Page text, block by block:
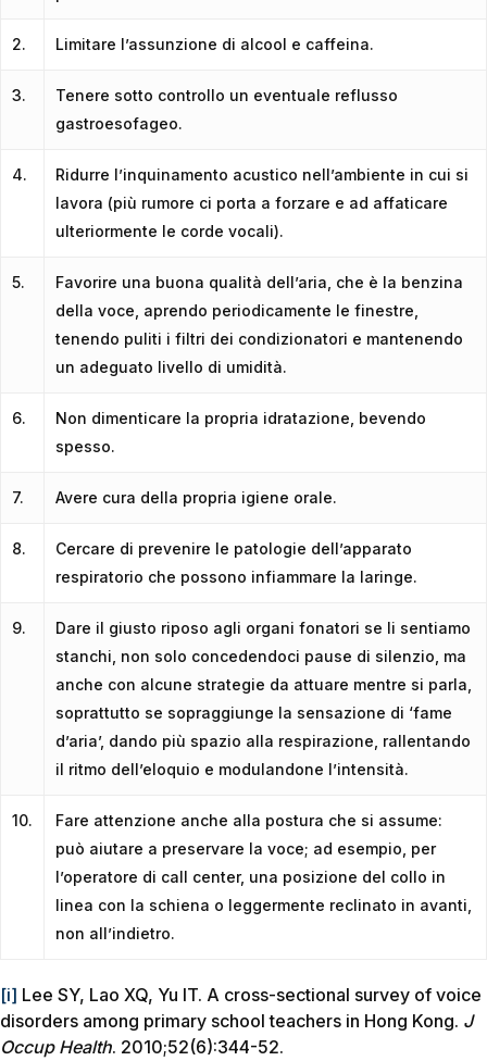
2. Limitare l’assunzione di alcool e caffeina.
3.
Tenere sotto controllo un eventuale reflusso
gastroesofageo.
4.
Ridurre l’inquinamento acustico nell’ambiente in cui si
lavora (più rumore ci porta a forzare e ad affaticare
ulteriormente le corde vocali).
5.
Favorire una buona qualità dell’aria, che è la benzina
della voce, aprendo periodicamente le finestre,
tenendo puliti i filtri dei condizionatori e mantenendo
un adeguato livello di umidità.
6.
Non dimenticare la propria idratazione, bevendo
spesso.
7. Avere cura della propria igiene orale.
8.
Cercare di prevenire le patologie dell’apparato
respiratorio che possono infiammare la laringe.
9.
Dare il giusto riposo agli organi fonatori se li sentiamo
stanchi, non solo concedendoci pause di silenzio, ma
anche con alcune strategie da attuare mentre si parla,
soprattutto se sopraggiunge la sensazione di ‘fame
d’aria’, dando più spazio alla respirazione, rallentando
il ritmo dell’eloquio e modulandone l’intensità.
10.
Fare attenzione anche alla postura che si assume:
può aiutare a preservare la voce; ad esempio, per
l’operatore di call center, una posizione del collo in
linea con la schiena o leggermente reclinato in avanti,
non all’indietro.
[i] Lee SY, Lao XQ, Yu IT. A cross-sectional survey of voice
disorders among primary school teachers in Hong Kong. J
Occup Health. 2010;52(6):344-52.